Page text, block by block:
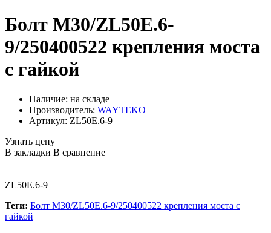
Болт М30/ZL50E.6-
9/250400522 крепления моста
с гайкой
Наличие: на складе
Производитель: WAYTEKO
Артикул: ZL50E.6-9
Узнать цену
В закладки В сравнение
ZL50E.6-9
Теги: Болт М30/ZL50E.6-9/250400522 крепления моста с
гайкой